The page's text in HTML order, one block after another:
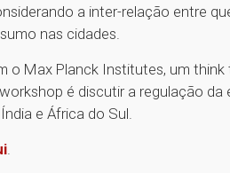
a inter-relação entre
nas cidades.
o Max Planck Institutes, um think
é discutir a regulação
e África do Sul.
.